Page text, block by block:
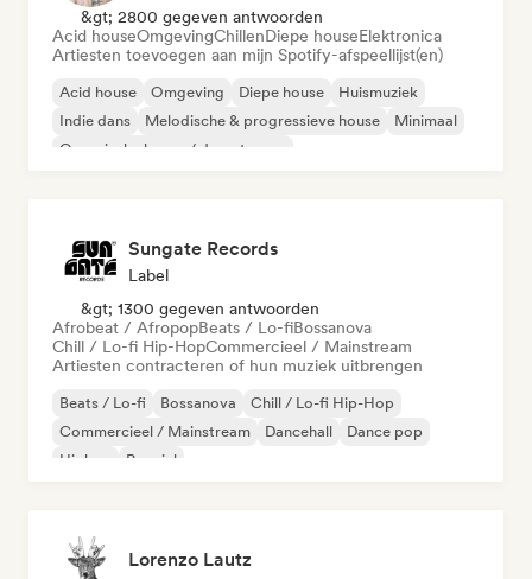
&gt; 2800 gegeven antwoorden
Acid houseOmgevingChillenDiepe houseElektronica
Artiesten toevoegen aan mijn Spotify-afspeellijst(en)
Acid house Omgeving Diepe house
Huismuziek
Indie dans
Melodische & progressieve house
Minimaal
Organische house / downtempo
Sungate Records
Label
&gt; 1300 gegeven antwoorden
Afrobeat / AfropopBeats / Lo-fiBossanova
Chill / Lo-fi Hip-HopCommercieel / Mainstream
Artiesten contracteren of hun muziek uitbrengen
Beats / Lo-fi Bossanova
Chill / Lo-fi Hip-Hop
Commercieel / Mainstream
Dancehall
Dance pop
Hiphop
Popziel
Lorenzo Lautz